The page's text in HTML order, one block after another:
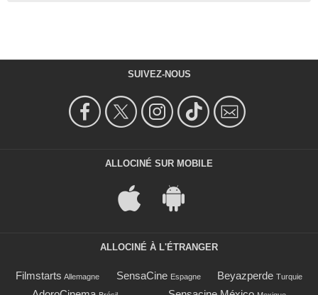
SUIVEZ-NOUS
ALLOCINÉ SUR MOBILE
ALLOCINÉ À L'ÉTRANGER
Filmstarts Allemagne SensaCine Espagne Beyazperde Turquie